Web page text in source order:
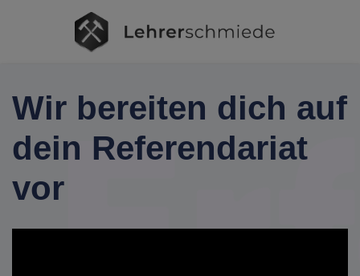
Wir bereiten dich auf
dein Referendariat
vor